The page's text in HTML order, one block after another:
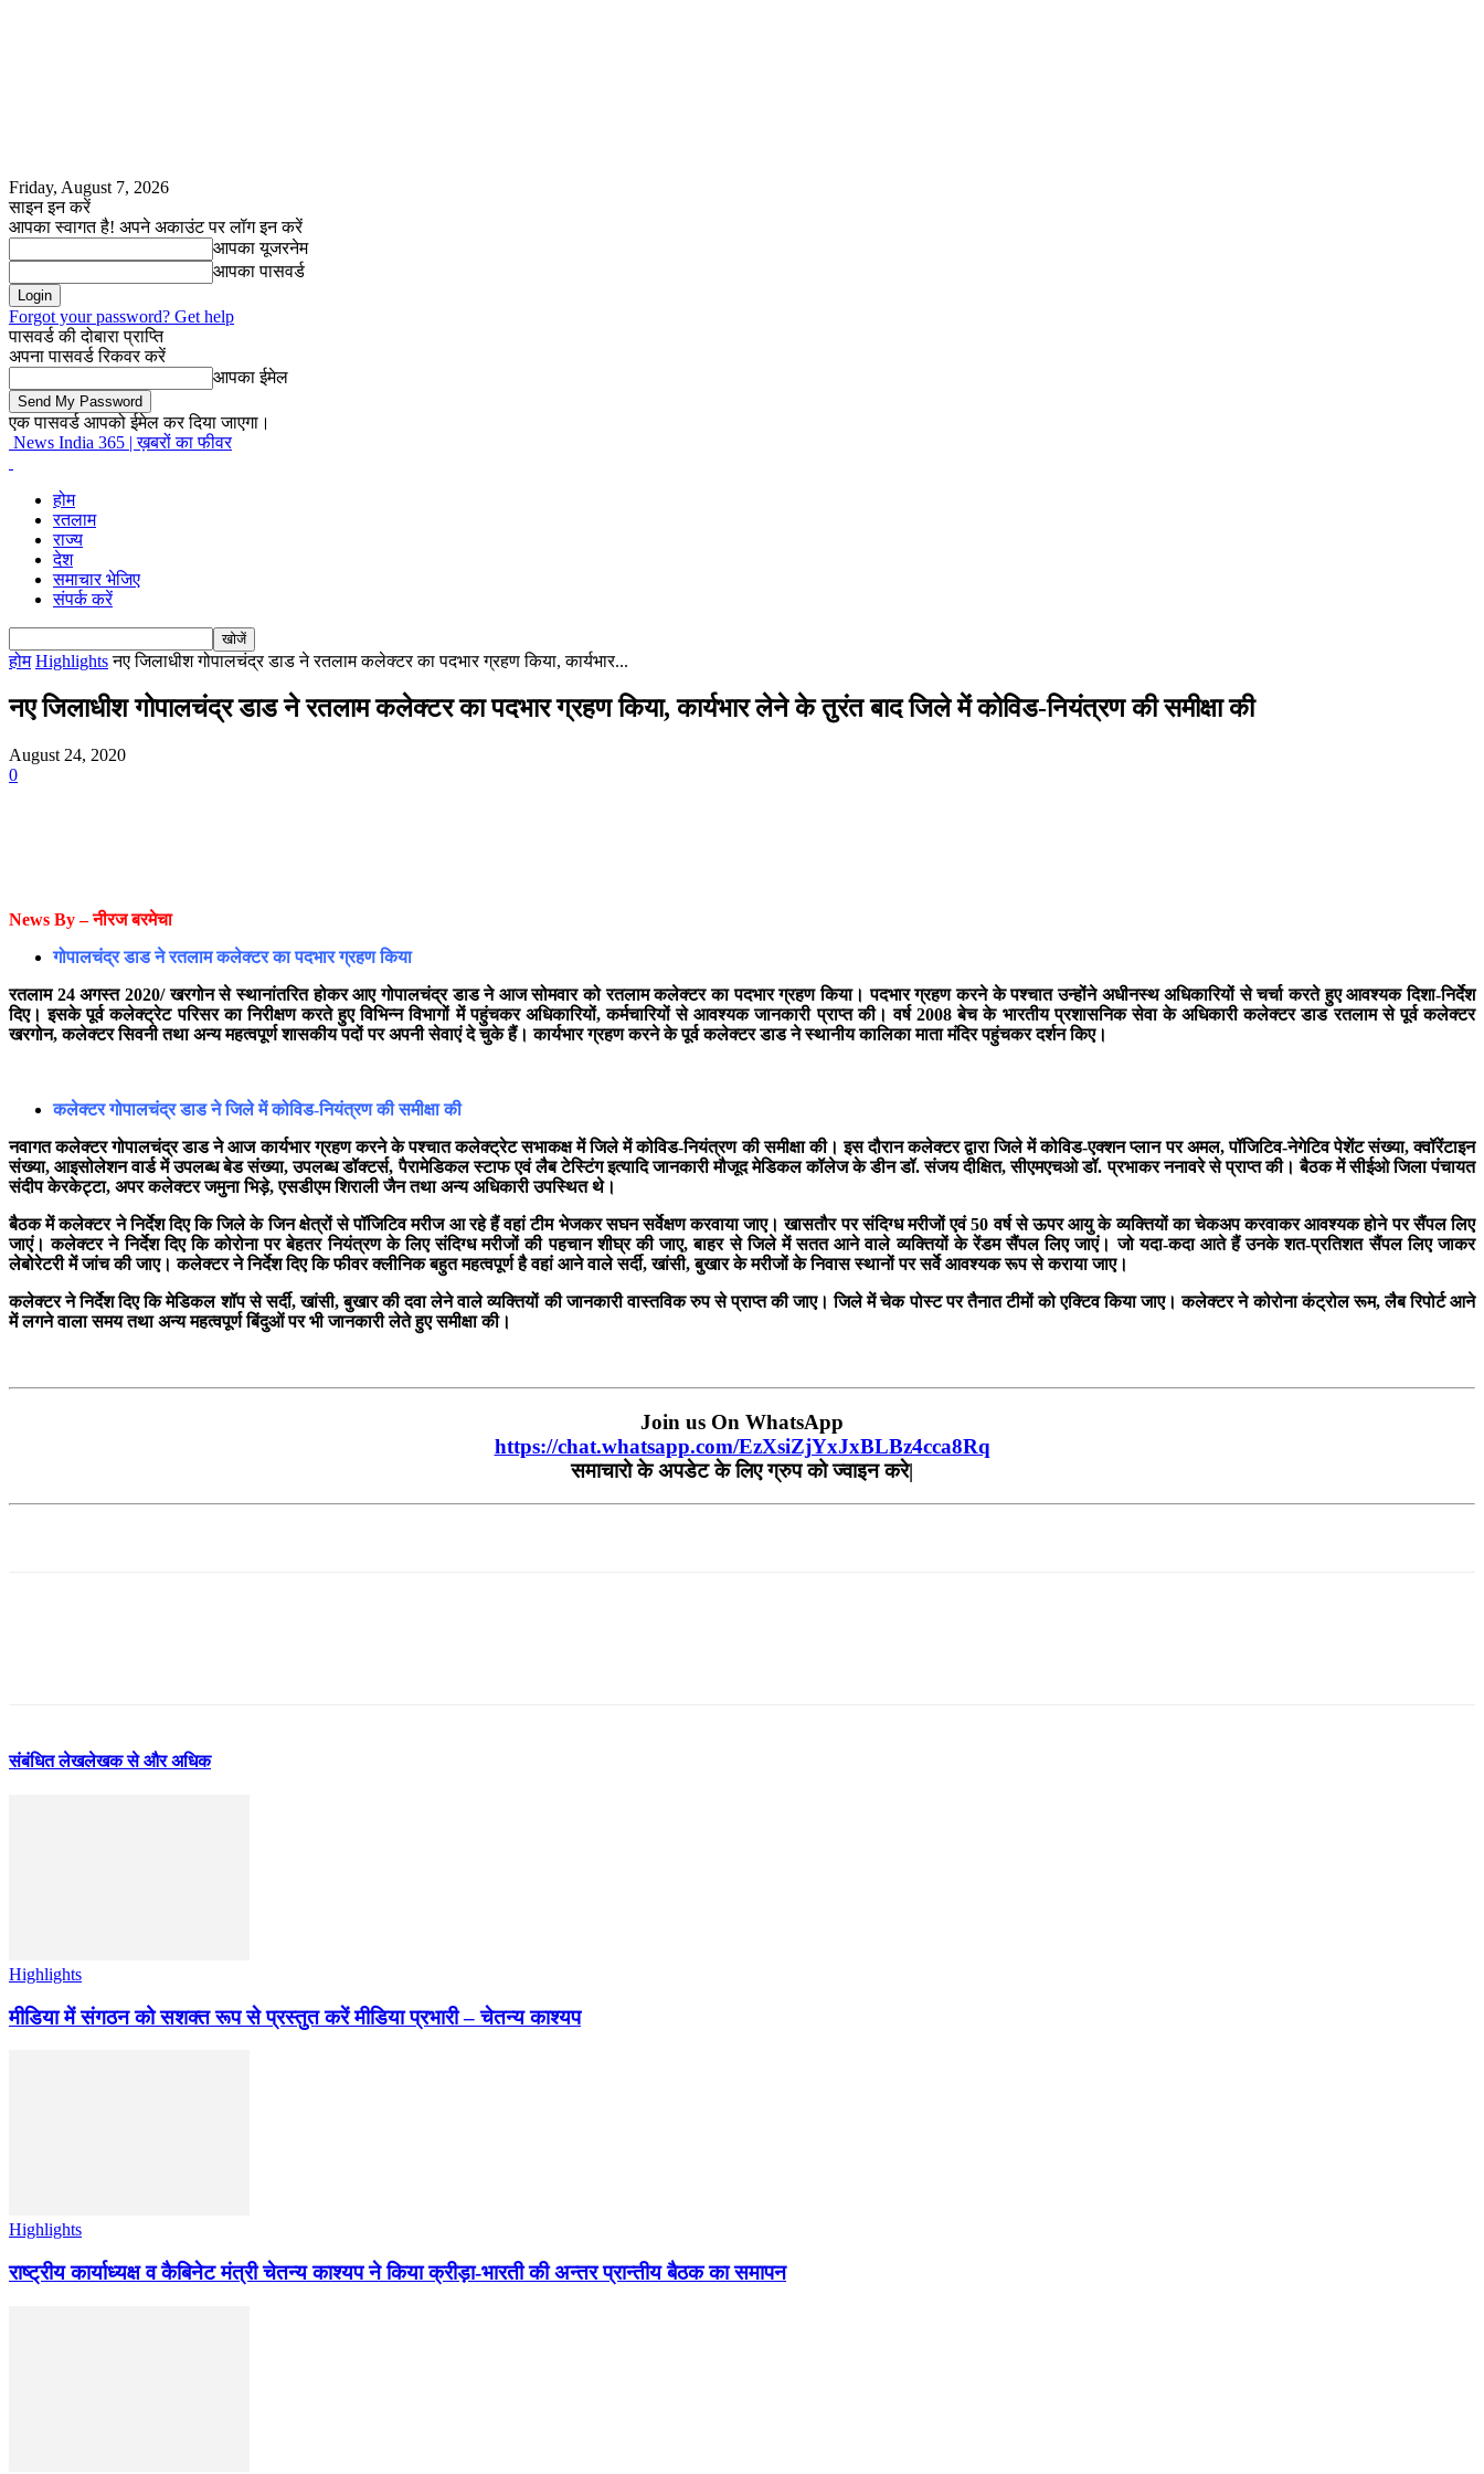
Friday, August 7, 2026
साइन इन करें
आपका स्वागत है! अपने अकाउंट पर लॉग इन करें
आपका यूजरनेम
आपका पासवर्ड
Forgot your password? Get help
पासवर्ड की दोबारा प्राप्ति
अपना पासवर्ड रिकवर करें
आपका ईमेल
एक पासवर्ड आपको ईमेल कर दिया जाएगा।
News India 365 | ख़बरों का फीवर
होम
रतलाम
राज्य
देश
समाचार भेजिए
संपर्क करें
होम Highlights नए जिलाधीश गोपालचंद्र डाड ने रतलाम कलेक्टर का पदभार ग्रहण किया, कार्यभार...
नए जिलाधीश गोपालचंद्र डाड ने रतलाम कलेक्टर का पदभार ग्रहण किया, कार्यभार लेने के तुरंत बाद जिले में कोविड-नियंत्रण की समीक्षा की
August 24, 2020
0
News By –नीरज बरमेचा
गोपालचंद्र डाड ने रतलाम कलेक्टर का पदभार ग्रहण किया
रतलाम24अगस्त 2020/खरगोन से स्थानांतरित होकर आए गोपालचंद्र डाड ने आज सोमवार को रतलाम कलेक्टर का पदभार ग्रहण किया। पदभार ग्रहण करने के पश्चात उन्होंने अधीनस्थ अधिकारियों से चर्चा करते हुए आवश्यक दिशा-निर्देश
दिए। इसके पूर्व कलेक्ट्रेट परिसर का निरीक्षण करते हुए विभिन्न विभागों में पहुंचकर अधिकारियों, कर्मचारियों से आवश्यक जानकारी प्राप्त की। वर्ष 2008 बेच के भारतीय प्रशासनिक सेवा के अधिकारी कलेक्टर डाड रतलाम से पूर्व कलेक्टर
खरगोन, कलेक्टर सिवनी तथा अन्य महत्वपूर्ण शासकीय पदों पर अपनी सेवाएं दे चुके हैं।कार्यभार ग्रहण करने के पूर्व कलेक्टर डाड ने स्थानीय कालिका माता मंदिर पहुंचकर दर्शन किए।
कलेक्टर गोपालचंद्र डाडने जिले में कोविड-नियंत्रण की समीक्षा की
नवागत कलेक्टर गोपालचंद्रडाड ने आज कार्यभार ग्रहण करने के पश्चात कलेक्ट्रेट सभाकक्ष में जिले में कोविड-नियंत्रण की समीक्षा की। इस दौरान कलेक्टर द्वारा जिले में कोविड-एक्शन प्लान पर अमल, पॉजिटिव-नेगेटिव पेशेंट संख्या, क्वॉरेंटाइन
संख्या, आइसोलेशन वार्ड में उपलब्ध बेड संख्या, उपलब्ध डॉक्टर्स, पैरामेडिकल स्टाफ एवं लैब टेस्टिंग इत्यादि जानकारी मौजूद मेडिकल कॉलेज के डीन डॉ. संजय दीक्षित, सीएमएचओ डॉ. प्रभाकर ननावरे से प्राप्त की। बैठक में सीईओ जिला पंचायत
संदीप केरकेट्टा, अपर कलेक्टर जमुना भिड़े, एसडीएम शिराली जैन तथा अन्य अधिकारी उपस्थित थे।
बैठक में कलेक्टर ने निर्देश दिए कि जिले के जिन क्षेत्रों से पॉजिटिव मरीज आ रहे हैं वहां टीम भेजकर सघन सर्वेक्षण करवाया जाए। खासतौर पर संदिग्ध मरीजों एवं50वर्ष से ऊपर आयु के व्यक्तियों का चेकअप करवाकर आवश्यक होने पर सैंपल लिए
जाएं। कलेक्टर ने निर्देश दिए कि कोरोना पर बेहतर नियंत्रण के लिए संदिग्ध मरीजों की पहचान शीघ्र की जाए, बाहर से जिले में सतत आने वाले व्यक्तियों के रेंडम सैंपल लिए जाएं। जो यदा-कदा आते हैं उनके शत-प्रतिशत सैंपल लिए जाकर
लेबोरेटरी में जांच की जाए। कलेक्टर ने निर्देश दिए कि फीवर क्लीनिक बहुत महत्वपूर्ण है वहां आने वाले सर्दी,खांसी,बुखार के मरीजों के निवास स्थानों पर सर्वे आवश्यक रूप से कराया जाए।
कलेक्टर ने निर्देश दिए कि मेडिकल शॉप से सर्दी,खांसी,बुखार की दवा लेने वाले व्यक्तियों की जानकारी वास्तविक रुप से प्राप्त की जाए। जिले में चेक पोस्ट पर तैनात टीमों को एक्टिव किया जाए। कलेक्टर ने कोरोना कंट्रोल रूम,लैब रिपोर्ट आने
में लगने वाला समय तथा अन्य महत्वपूर्ण बिंदुओं पर भी जानकारी लेते हुए समीक्षा की।
Join us On WhatsApp
https://chat.whatsapp.com/EzXsiZjYxJxBLBz4cca8Rq
समाचारो के अपडेट के लिए ग्रुप को ज्वाइन करे|
संबंधित लेखलेखक से और अधिक
Highlights
मीडिया में संगठन को सशक्त रूप से प्रस्तुत करें मीडिया प्रभारी – चेतन्य काश्यप
Highlights
राष्ट्रीय कार्याध्यक्ष व कैबिनेट मंत्री चेतन्य काश्यप ने किया क्रीड़ा-भारती की अन्तर प्रान्तीय बैठक का समापन